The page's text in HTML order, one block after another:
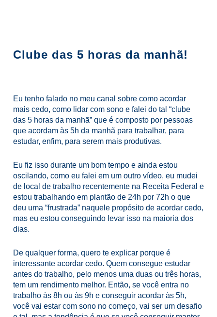
Clube das 5 horas da manhã!
Eu tenho falado no meu canal sobre como acordar
mais cedo, como lidar com sono e falei do tal “clube
das 5 horas da manhã” que é composto por pessoas
que acordam às 5h da manhã para trabalhar, para
estudar, enfim, para serem mais produtivas.
Eu fiz isso durante um bom tempo e ainda estou
oscilando, como eu falei em um outro vídeo, eu mudei
de local de trabalho recentemente na Receita Federal e
estou trabalhando em plantão de 24h por 72h o que
deu uma “frustrada” naquele propósito de acordar cedo,
mas eu estou conseguindo levar isso na maioria dos
dias.
De qualquer forma, quero te explicar porque é
interessante acordar cedo. Quem consegue estudar
antes do trabalho, pelo menos uma duas ou três horas,
tem um rendimento melhor. Então, se você entra no
trabalho às 8h ou às 9h e conseguir acordar às 5h,
você vai estar com sono no começo, vai ser um desafio